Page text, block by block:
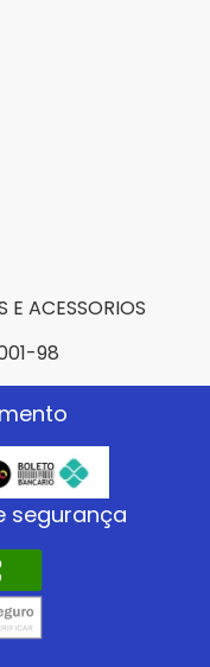
E ACESSORIOS
98
segurança